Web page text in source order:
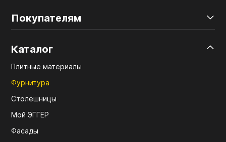
Покупателям
Каталог
Плитные материалы
Фурнитура
Столешницы
Мой ЭГГЕР
Фасады